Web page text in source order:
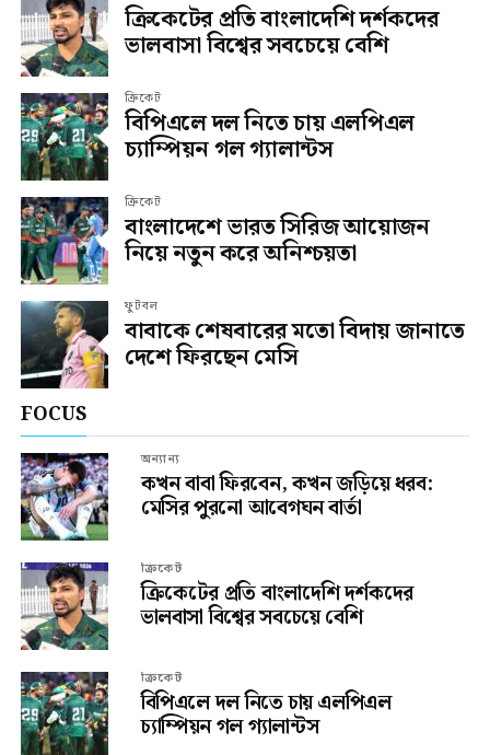
ক্রিকেটের প্রতি বাংলাদেশি দর্শকদের
ভালবাসা বিশ্বের সবচেয়ে বেশি
ক্রিকেট
বিপিএলে দল নিতে চায় এলপিএল
চ্যাম্পিয়ন গল গ্যালান্টস
ক্রিকেট
বাংলাদেশে ভারত সিরিজ আয়োজন
নিয়ে নতুন করে অনিশ্চয়তা
ফুটবল
বাবাকে শেষবারের মতো বিদায় জানাতে
দেশে ফিরছেন মেসি
FOCUS
অন্যান্য
কখন বাবা ফিরবেন, কখন জড়িয়ে ধরব:
মেসির পুরনো আবেগঘন বার্তা
ক্রিকেট
ক্রিকেটের প্রতি বাংলাদেশি দর্শকদের
ভালবাসা বিশ্বের সবচেয়ে বেশি
ক্রিকেট
বিপিএলে দল নিতে চায় এলপিএল
চ্যাম্পিয়ন গল গ্যালান্টস